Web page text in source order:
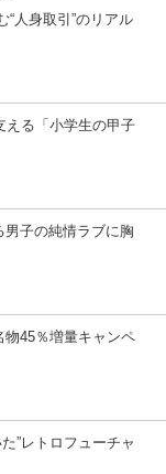
“人身取引”のリアル
える「小学生の甲子
子の純情ラブに胸
物45％増量キャンペ
”レトロフューチャ